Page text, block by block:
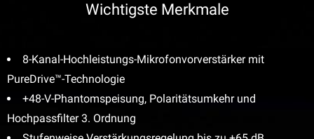
Wichtigste Merkmale
8-Kanal-Hochleistungs-Mikrofonvorverstärker mit
PureDrive™-Technologie
+48-V-Phantomspeisung, Polaritätsumkehr und
Hochpassfilter 3. Ordnung